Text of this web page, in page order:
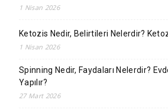
1 Nisan 2026
Ketozis Nedir, Belirtileri Nelerdir?
1 Nisan 2026
Spinning Nedir, Faydaları Nelerdir?
Yapılır?
27 Mart 2026